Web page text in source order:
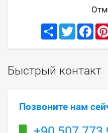
Share Twitter
Быстрый контакт
Позвоните нам